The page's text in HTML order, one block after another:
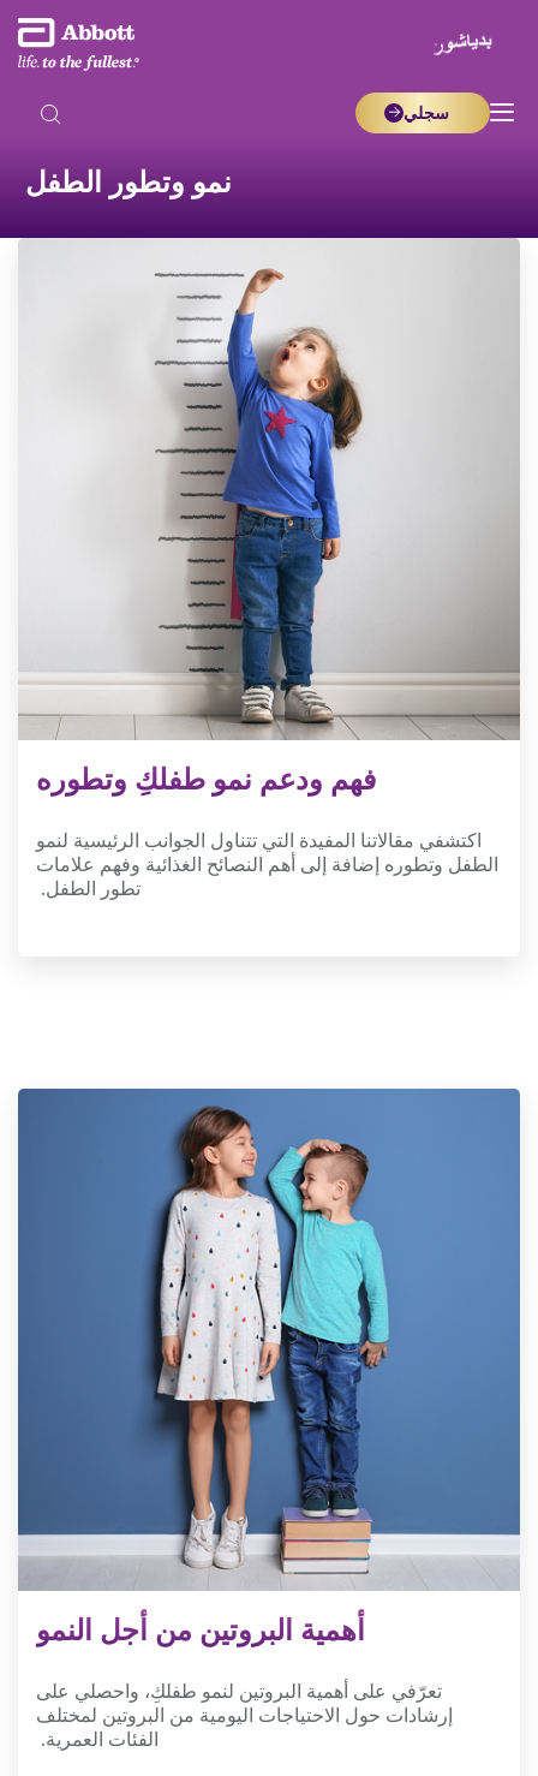
سجلي
نمو وتطور الطفل
فهم ودعم نمو طفلكِ وتطوره
اكتشفي مقالاتنا المفيدة التي تتناول الجوانب الرئيسية لنمو
الطفل وتطوره إضافة إلى أهم النصائح الغذائية وفهم علامات
تطور الطفل.
أهمية البروتين من أجل النمو
تعرّفي على أهمية البروتين لنمو طفلكِ، واحصلي على
إرشادات حول الاحتياجات اليومية من البروتين لمختلف
الفئات العمرية.